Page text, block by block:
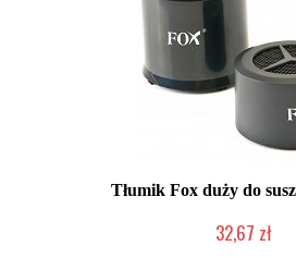
Tłumik Fox duży do
32,67 zł